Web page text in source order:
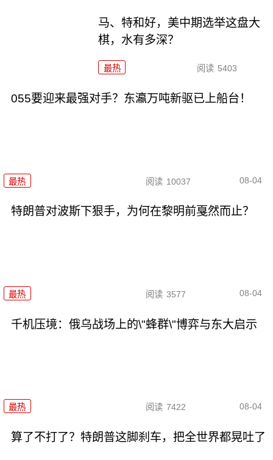
马、特和好，美中期选举这盘大
棋，水有多深？
最热 阅读 5403
055要迎来最强对手？东瀛万吨新驱已上船台！
最热 阅读 10037 08-04
特朗普对波斯下狠手，为何在黎明前戛然而止？
最热 阅读 3577 08-04
千机压境：俄乌战场上的\"蜂群\"博弈与东大启示
最热 阅读 7422 08-04
算了不打了？特朗普这脚刹车，把全世界都晃吐了